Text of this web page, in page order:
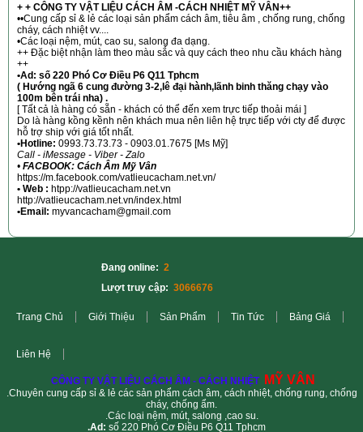
+ + CÔNG TY VẬT LIỆU CÁCH ÂM -CÁCH NHIỆT MỸ VÂN++
••Cung cấp sỉ & lẻ các loại sản phẩm cách âm, tiêu âm , chống rung, chống
cháy, cách nhiệt vv....
•Các loại nệm, mút, cao su, salong đa dạng.
++ Đặc biệt nhận làm theo màu sắc và quy cách theo nhu cầu khách hàng
++
•Ad: số 220 Phó Cơ Điều P6 Q11 Tphcm
( Hướng ngã 6 cung đường 3-2,lê đại hành,lãnh binh thăng chạy vào
100m bên trái nha) .
[ Tất cả là hàng có sẵn - khách có thể đến xem trực tiếp thoải mái ]
Do là hàng kồng kềnh nên khách mua nên liên hệ trực tiếp với cty để được
hỗ trợ ship với giá tốt nhất.
•Hotline: 0993.73.73.73 - 0903.01.7675 [Ms Mỹ]
Call - iMessage - Viber - Zalo
• FACBOOK: Cách Âm Mỹ Vân
https://m.facebook.com/vatlieucacham.net.vn/
• Web : htpp://vatlieucacham.net.vn
http://vatlieucacham.net.vn/index.html
•Email: myvancacham@gmail.com
Đang online: 2
Lượt truy cập: 3066676
Trang Chủ Giới Thiệu Sản Phẩm Tin Tức Bảng Giá
Liên Hệ
CÔNG TY VẬT LIỆU CÁCH ÂM - CÁCH NHIỆT MỸ VÂN
.Chuyên cung cấp sỉ & lẻ các sản phẩm cách âm, cách nhiệt, chống rung, chống
cháy, chống ẩm.
.Các loại nệm, mút, salong ,cao su.
.Ad: số 220 Phó Cơ Điều P6 Q11 Tphcm